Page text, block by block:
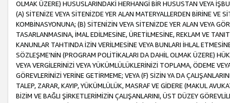
OLMAK ÜZERE) HUSUSLARINDAKİ HERHANGİ BİR HUSUSTAN VEYA
(A) SİTENİZE VEYA SİTENİZDE YER ALAN MATERYALLERDEN BİRİNE VE
KOMBİNASYONUNA; (B) SİTENİZİN VEYA SİTENİZDE YER ALAN VEYA
TASARLANMASINA, İMAL EDİLMESİNE, ÜRETİLMESİNE, REKLAM VE
KANUNLAR TAHTINDA İZİN VERİLMESİNE VEYA BUNLARI İHLAL
SÖZLEŞME’NİN (PROGRAM POLİTİKALARI DA DAHİL OLMAK ÜZERE)
VEYA VERGİLERİNİZİ VEYA YÜKÜMLÜLÜKLERİNİZİ TOPLAMA, ÖDEME
GÖREVLERİNİZİ YERİNE GETİRMEME; VEYA (F) SİZİN YA DA
TALEP, ZARAR, KAYIP, YÜKÜMLÜLÜK, MASRAF VE GİDERE (MAKUL
BİZİM VE BAĞLI ŞİRKETLERİMİZİN ÇALIŞANLARINI, ÜST DÜZEY